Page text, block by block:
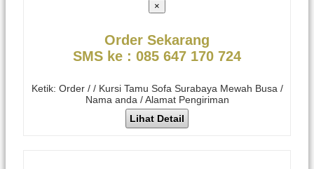
×
Order Sekarang
SMS ke : 085 647 170 724
Ketik: Order / / Kursi Tamu Sofa Surabaya Mewah Busa /
Nama anda / Alamat Pengiriman
Lihat Detail